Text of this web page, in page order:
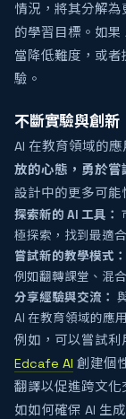
情況，將其分解
的學習目標。如
當降低難度，或
驗。
不斷實驗與創新
AI 在教育領域的
放的心態，勇於
設計中的更多可能
探索新的 AI 工具：
極探索，找到最適
嘗試新的教學模式：
例如翻轉課堂、混
分享經驗與交流：
AI 在教育領域的應
例如，可以嘗試利
Edcafe AI 創建個
翻譯以促進跨文化
如如何確保 AI 生